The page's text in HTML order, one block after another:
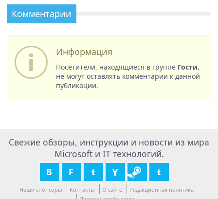
Комментарии
Информация
Посетители, находящиеся в группе Гости,
не могут оставлять комментарии к данной
публикации.
Свежие обзоры, инструкции и новости из мира
Microsoft и IT технологий.
Наши спонсоры Контакты О сайте
Редакционная политика